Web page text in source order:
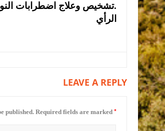
تشخيص وعلاج اضطرابات النوم ضمن برامج التأمين الصحي، لما لها من أثر مباشر على الصحة العامة.
الرأي
LEAVE A REPLY
published. Required fields are marked *